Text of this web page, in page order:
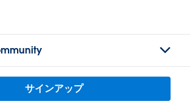
サインアップ